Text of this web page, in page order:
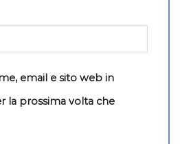
email e sito web in
la prossima volta che